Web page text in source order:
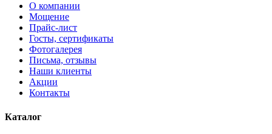
О компании
Мощение
Прайс-лист
Госты, сертификаты
Фотогалерея
Письма, отзывы
Наши клиенты
Акции
Контакты
Каталог